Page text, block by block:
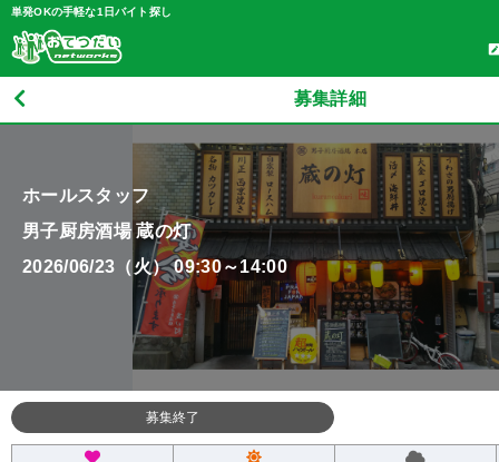
単発OKの手軽な1日バイト探し
募集詳細
ホールスタッフ
男子厨房酒場 蔵の灯
2026/06/23（火） 09:30～14:00
募集終了